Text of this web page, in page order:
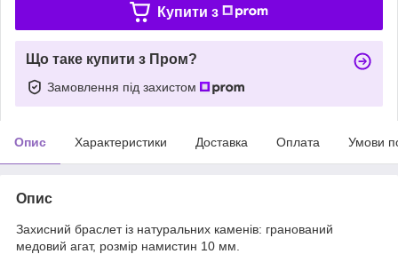
Купити з
Що таке купити з Пром?
Замовлення під захистом
Опис Характеристики Доставка Оплата Умови
Опис
Захисний браслет із натуральних каменів: гранований
медовий агат, розмір намистин 10 мм.